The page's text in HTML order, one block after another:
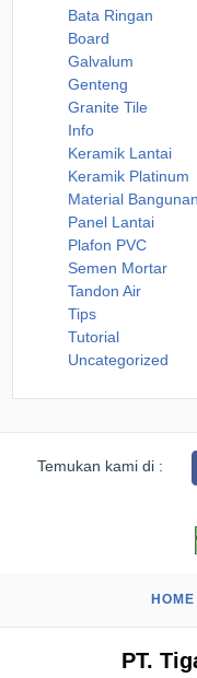
Bata Ringan
Board
Galvalum
Genteng
Granite Tile
Info
Keramik Lantai
Keramik Platinum
Material
Panel Lantai
Plafon PVC
Semen Mortar
Tandon Air
Tips
Tutorial
Uncategorized
Temukan kami di :
HOME
PT.